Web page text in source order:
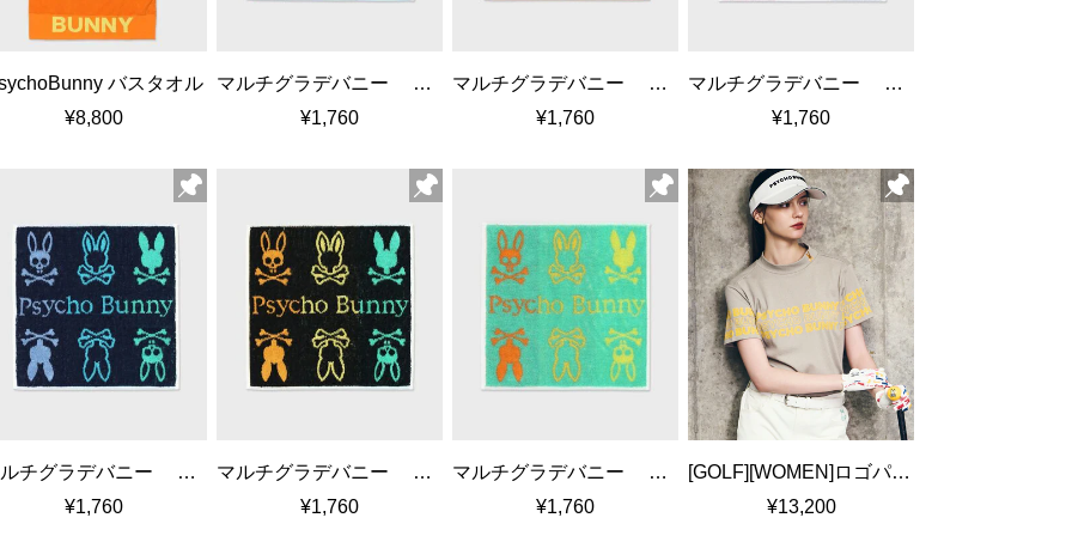
バスタオル
¥8,800
マルチグラデバニー タオルハンカチ
¥1,760
マルチグラデバニー タオルハンカチ
¥1,760
マルチグラデバニー タオルハンカチ
¥1,760
マルチグラデバニー タオルハンカチ
¥1,760
マルチグラデバニー タオルハンカチ
¥1,760
マルチグラデバニー タオルハンカチ
¥1,760
[GOLF][WOMEN]ロゴパネルプリント ハニカム半袖モックネックシャツ
¥13,200